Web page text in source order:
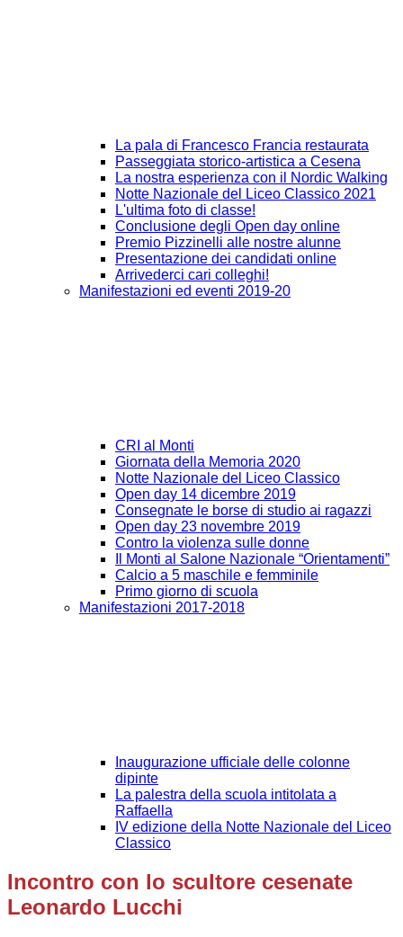
La pala di Francesco Francia restaurata
Passeggiata storico-artistica a Cesena
La nostra esperienza con il Nordic Walking
Notte Nazionale del Liceo Classico 2021
L'ultima foto di classe!
Conclusione degli Open day online
Premio Pizzinelli alle nostre alunne
Presentazione dei candidati online
Arrivederci cari colleghi!
Manifestazioni ed eventi 2019-20
CRI al Monti
Giornata della Memoria 2020
Notte Nazionale del Liceo Classico
Open day 14 dicembre 2019
Consegnate le borse di studio ai ragazzi
Open day 23 novembre 2019
Contro la violenza sulle donne
Il Monti al Salone Nazionale “Orientamenti”
Calcio a 5 maschile e femminile
Primo giorno di scuola
Manifestazioni 2017-2018
Inaugurazione ufficiale delle colonne
dipinte
La palestra della scuola intitolata a
Raffaella
IV edizione della Notte Nazionale del Liceo
Classico
Incontro con lo scultore cesenate
Leonardo Lucchi